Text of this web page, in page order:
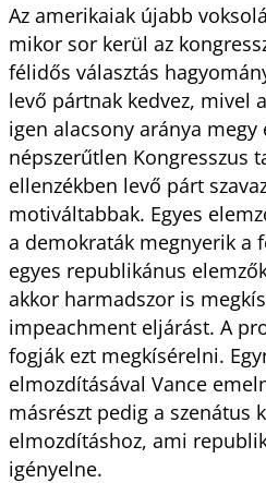
Az amerikaiak újabb
mikor sor kerül az
félidős választás
levő pártnak kedvez, mivel
igen alacsony aránya megy
népszerűtlen Kongresszus
ellenzékben levő párt
motiváltabbak. Egyes
a demokraták megnyerik a
egyes republikánus
akkor harmadszor is
impeachment eljárást. A
fogják ezt megkísérelni.
elmozdításával Vance
másrészt pedig a szenátus
elmozdításhoz, ami
igényelne.